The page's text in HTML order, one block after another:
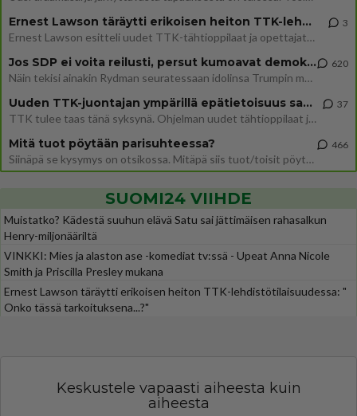
Ernest Lawson täräytti erikoisen heiton TTK-lehdistötilaisuudessa: " Onko tässä tarkoituksena...?"
Ernest Lawson esitteli uudet TTK-tähtioppilaat ja opettajat torstaina 6.8. lehdistölle. Tulevalla kaudella on yksi hausk
3
Jos SDP ei voita reilusti, persut kumoavat demokratian Suomesta
Näin tekisi ainakin Rydman seuratessaan idolinsa Trumpin mallia https://www.is.fi/politiikka/art-2000012187244.html
620
Uuden TTK-juontajan ympärillä epätietoisuus sakenee - Nyt MTV hämmentää soppaa
TTK tulee taas tänä syksynä. Ohjelman uudet tähtioppilaat julkistetaan torstaina 6. elokuuta klo 14 alkavassa lehdistö
37
Mitä tuot pöytään parisuhteessa?
Siinäpä se kysymys on otsikossa. Mitäpä siis tuot/toisit pöytään parisuhteessa? Oletko mies vai nainen? Koetko sen mitä
466
SUOMI24 VIIHDE
Muistatko? Kädestä suuhun elävä Satu sai jättimäisen rahasalkun
Henry-miljonääriltä
VINKKI: Mies ja alaston ase -komediat tv:ssä - Upeat Anna Nicole
Smith ja Priscilla Presley mukana
Ernest Lawson täräytti erikoisen heiton TTK-lehdistötilaisuudessa: "
Onko tässä tarkoituksena...?"
Keskustele vapaasti aiheesta kuin
aiheesta